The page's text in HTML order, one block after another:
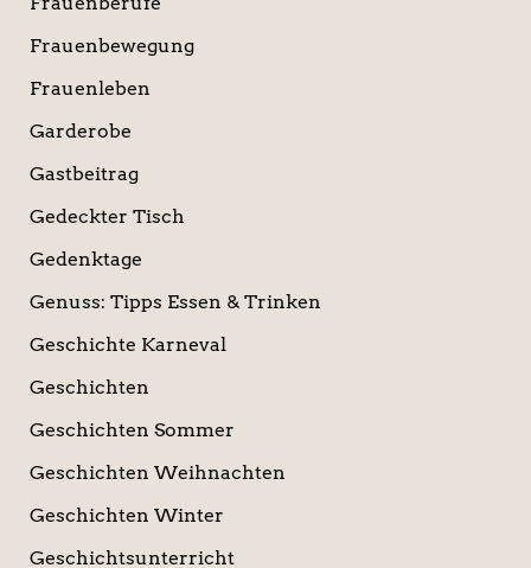
Frauenbewegung
Frauenleben
Garderobe
Gastbeitrag
Gedeckter Tisch
Gedenktage
Genuss: Tipps Essen & Trinken
Geschichte Karneval
Geschichten
Geschichten Sommer
Geschichten Weihnachten
Geschichten Winter
Geschichtsunterricht